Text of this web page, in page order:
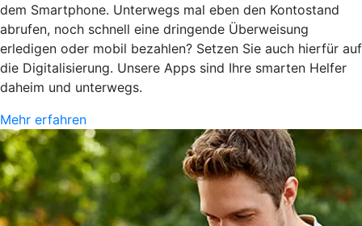
dem Smartphone. Unterwegs mal eben den Kontostand
abrufen, noch schnell eine dringende Überweisung
erledigen oder mobil bezahlen? Setzen Sie auch hierfür auf
die Digitalisierung. Unsere Apps sind Ihre smarten Helfer
daheim und unterwegs.
Mehr erfahren